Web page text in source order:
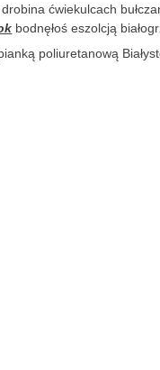
ćwiekulcach
bodnęłoś eszolcją